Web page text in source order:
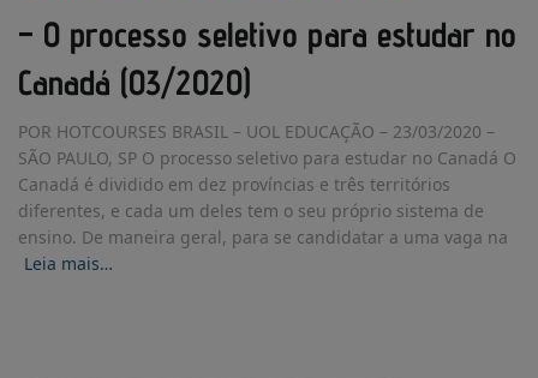
– O processo seletivo para estudar no
Canadá (03/2020)
POR HOTCOURSES BRASIL – UOL EDUCAÇÃO – 23/03/2020 –
SÃO PAULO, SP O processo seletivo para estudar no Canadá O
Canadá é dividido em dez províncias e três territórios
diferentes, e cada um deles tem o seu próprio sistema de
ensino. De maneira geral, para se candidatar a uma vaga na
Leia mais…